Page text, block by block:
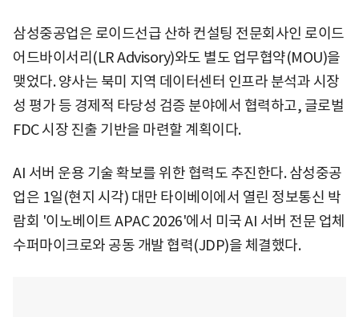
삼성중공업은 로이드선급 산하 컨설팅 전문회사인 로이드
어드바이서리(LR Advisory)와도 별도 업무협약(MOU)을
맺었다. 양사는 북미 지역 데이터센터 인프라 분석과 시장
성 평가 등 경제적 타당성 검증 분야에서 협력하고, 글로벌
FDC 시장 진출 기반을 마련할 계획이다.
AI 서버 운용 기술 확보를 위한 협력도 추진한다. 삼성중공
업은 1일(현지 시각) 대만 타이베이에서 열린 정보통신 박
람회 '이노베이트 APAC 2026'에서 미국 AI 서버 전문 업체
수퍼마이크로와 공동 개발 협력(JDP)을 체결했다.